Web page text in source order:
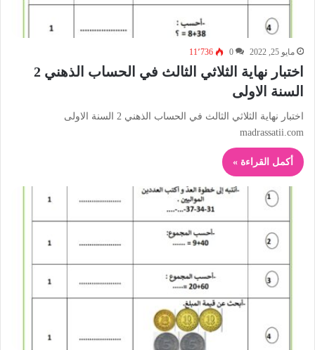
مايو 25, 2022 0 11٬736
اختبار نهاية الثلاثي الثالث في الحساب الذهني 2
السنة الاولى
اختبار نهاية الثلاثي الثالث في الحساب الذهني 2 السنة الاولى
madrassatii.com
أكمل القراءة »